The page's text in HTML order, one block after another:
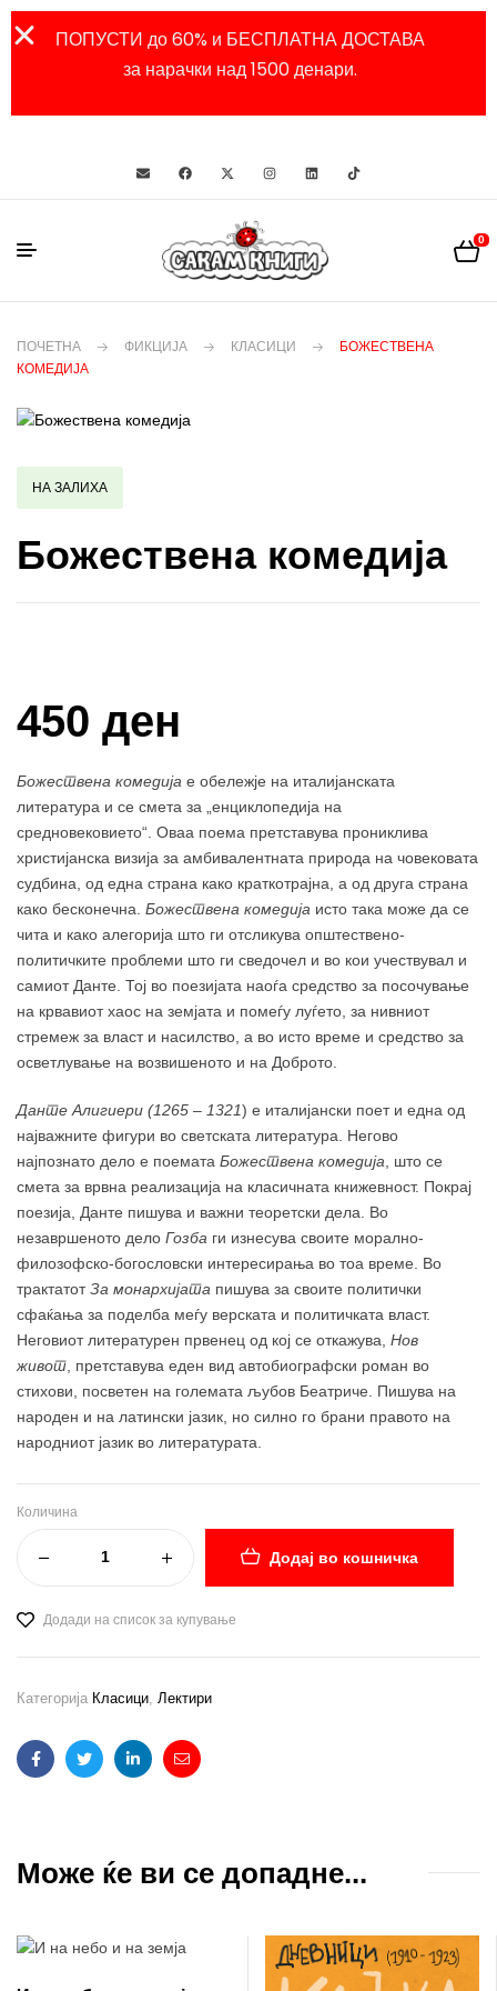
ПОПУСТИ до 60% и БЕСПЛАТНА ДОСТАВА
за нарачки над 1500 денари.
0
ПОЧЕТНА ФИКЦИЈА КЛАСИЦИ
БОЖЕСТВЕНА
КОМЕДИЈА
НА ЗАЛИХА
Божествена комедија
450 ден
Божествена комедија е обележје на италијанската
литература и се смета за „енциклопедија на
средновековието“. Оваа поема претставува прониклива
христијанска визија за амбивалентната природа на човековата
судбина, од една страна како краткотрајна, а од друга страна
како бесконечна. Божествена комедија исто така може да се
чита и како алегорија што ги отсликува општествено-
политичките проблеми што ги сведочел и во кои учествувал и
самиот Данте. Тој во поезијата наоѓа средство за посочување
на крвавиот хаос на земјата и помеѓу луѓето, за нивниот
стремеж за власт и насилство, а во исто време и средство за
осветлување на возвишеното и на Доброто.
Данте Алигиери (1265 – 1321) е италијански поет и една од
најважните фигури во светската литература. Негово
најпознато дело е поемата Божествена комедија , што се
смета за врвна реализација на класичната книжевност. Покрај
поезија, Данте пишува и важни теоретски дела. Во
незавршеното дело Гозба ги изнесува своите морално-
филозофско-богословски интересирања во тоа време. Во
трактатотЗа монархијата пишува за своите политички
сфаќања за поделба меѓу верската и политичката власт.
Неговиот литературен првенец од кој се откажува, Нов
живот претставува еден вид автобиографски роман во
стихови, посветен на големата љубов Беатриче. Пишува на
народен и на латински јазик, но силно го брани правото на
народниот јазик во литературата.
Количина
Додај во кошничка
Додади на список за купување
Категорија Класици Лектири
FacebookTwitterLinkedinEmail
Може ќе ви се допадне...